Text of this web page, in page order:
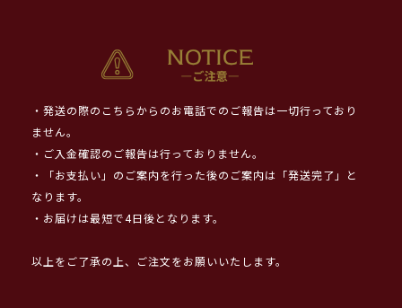
・発送の際のこちらからのお電話でのご報告は一切行っており
ません。
・ご入金確認のご報告は行っておりません。
・「お支払い」のご案内を行った後のご案内は「発送完了」と
なります。
・お届けは最短で4日後となります。
以上をご了承の上、ご注文をお願いいたします。